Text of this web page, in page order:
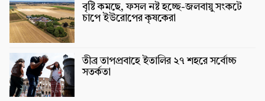
বৃষ্টি কমছে, ফসল নষ্ট হচ্ছে-জলবায়ু সংকটে
চাপে ইউরোপের কৃষকেরা
তীব্র তাপপ্রবাহে ইতালির ২৭ শহরে সর্বোচ্চ
সতর্কতা